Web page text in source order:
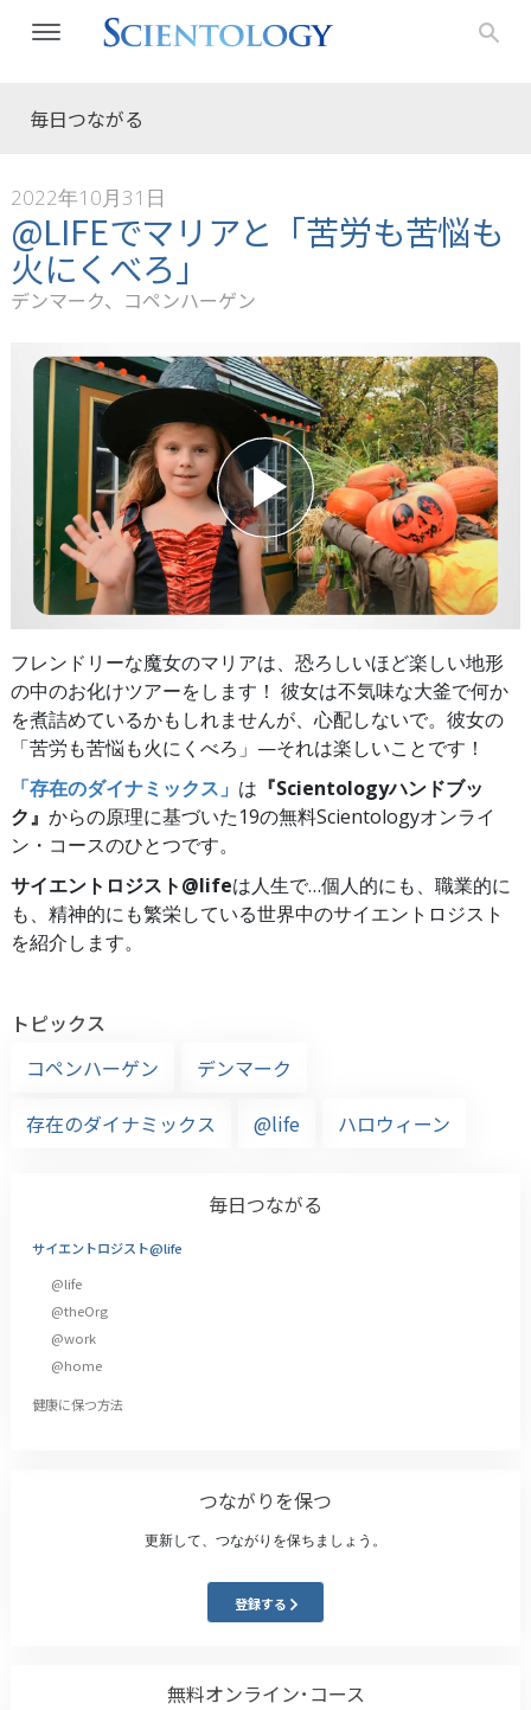
毎日つながる
2022年10月31日
@LIFEでマリアと「苦労も苦悩も
火にくべろ」
デンマーク、コペンハーゲン
フレンドリーな魔女のマリアは、恐ろしいほど楽しい地形
の中のお化けツアーをします！ 彼女は不気味な大釜で何か
を煮詰めているかもしれませんが、心配しないで。彼女の
「苦労も苦悩も火にくべろ」—それは楽しいことです！
「存在のダイナミックス」 は 『Scientologyハンドブッ
ク』 からの原理に基づいた19の無料Scientologyオンライ
ン・コースのひとつです。
サイエントロジスト@lifeは人生で…個人的にも、 職業的に
も、精神的にも繁栄している世界中のサイエントロジスト
を紹介します。
トピックス
コペンハーゲン
デンマーク
存在のダイナミックス
@life ハロウィーン
毎日つながる
サイエントロジスト@life
@life
@theOrg
@work
@home
健康に保つ方法
つながりを保つ
更新して、つながりを保ちましょう。
登録する
無料オンライン･コース